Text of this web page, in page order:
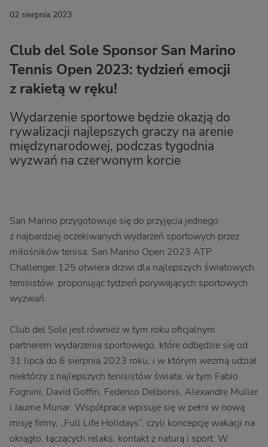
02 sierpnia 2023
Club del Sole Sponsor San Marino
Tennis Open 2023: tydzień emocji
z rakietą w ręku!
Wydarzenie sportowe będzie okazją do
rywalizacji najlepszych graczy na arenie
międzynarodowej, podczas tygodnia
wyzwań na czerwonym korcie
San Marino przygotowuje się do przyjęcia jednego
z najbardziej oczekiwanych wydarzeń sportowych przez
miłośników tenisa: San Marino Open 2023 ATP
Challenger 125 otwiera drzwi dla najlepszych światowych
tenisistów proponując tydzień porywających sportowych
wyzwań.
Club del Sole jest również w tym roku oficjalnym
partnerem wydarzenia sportowego, które odbędzie się od
31 lipca do 6 sierpnia 2023 roku, i w którym wezmą udział
niektórzy z najlepszych tenisistów świata, w tym Fabio
Fognini, David Goffin, Federico Delbonis, Alexandre Muller
i Jaume Munar. Współpraca wpisuje się w pełni w nową
misję firmy, „Full Life Holidays”, czyli koncepcję wakacji na
okrągło, łączących relaks, kontakt z naturą i sport. W